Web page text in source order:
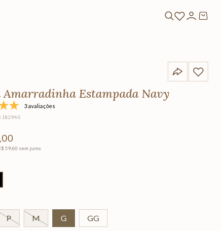
Amarradinha Estampada Navy
3 avaliações
,00
59,60 sem juros
P M G GG